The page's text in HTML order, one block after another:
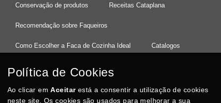
Conservação de produtos Receitas Cataplana
Recomendação sobre Faqueiros
Como Escolher a Faca de Cozinha Ideal Catalogos
37°08'27.5"N 8°32'13.9"W
Política de Cookies
Ao clicar emAceitarestá a consentir a utilização de cookies
neste site. Os cookies são usados para melhorar a sua